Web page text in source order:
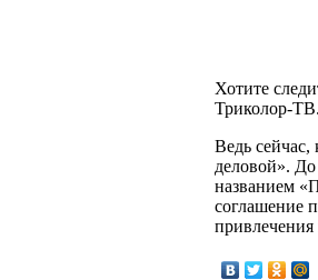
Хотите
Триколор-ТВ.
Ведь сейчас,
деловой».
названием
соглашение
привлечения